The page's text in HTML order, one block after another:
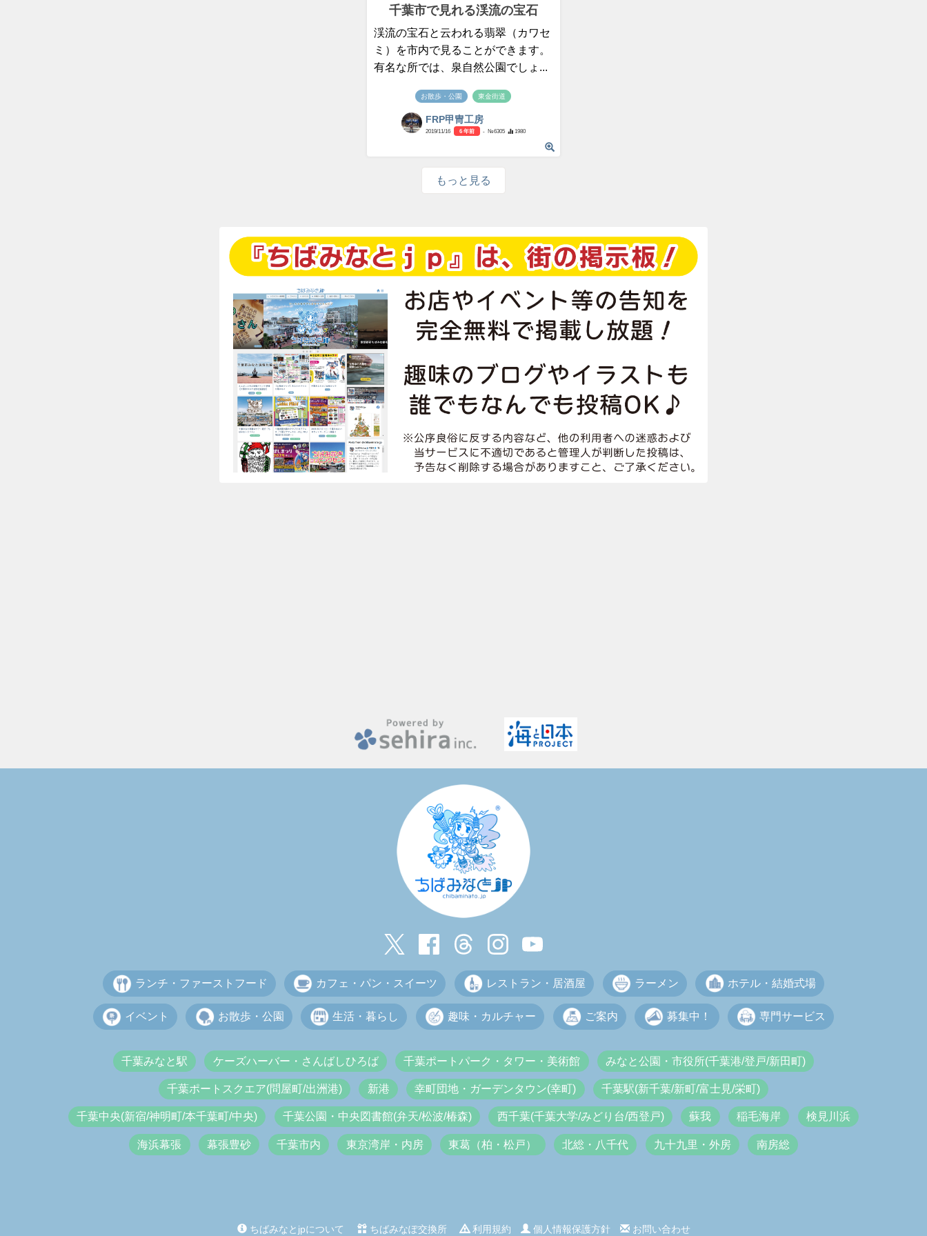
千葉市で見れる渓流の宝石
渓流の宝石と云われる翡翠（カワセ
ミ）を市内で見ることができます。
有名な所では、泉自然公園でしょ...
お散歩・公園 東金街道
FRP甲冑工房
2019/11/16 6 年前 - №6305 1980
もっと見る
ランチ・ファーストフード カフェ・パン・スイーツ レストラン・居酒屋 ラーメン ホテル・結婚式場
イベント お散歩・公園 生活・暮らし 趣味・カルチャー ご案内 募集中！ 専門サービス
千葉みなと駅 ケーズハーバー・さんばしひろば 千葉ポートパーク・タワー・美術館 みなと公園・市役所(千葉港/登戸/新田町)
千葉ポートスクエア(問屋町/出洲港) 新港 幸町団地・ガーデンタウン(幸町) 千葉駅(新千葉/新町/富士見/栄町)
千葉中央(新宿/神明町/本千葉町/中央) 千葉公園・中央図書館(弁天/松波/椿森) 西千葉(千葉大学/みどり台/西登戸) 蘇我 稲毛海岸 検見川浜
海浜幕張 幕張豊砂 千葉市内 東京湾岸・内房 東葛（柏・松戸） 北総・八千代 九十九里・外房 南房総
ちばみなとjpについて ちばみなぽ交換所 利用規約 個人情報保護方針 お問い合わせ